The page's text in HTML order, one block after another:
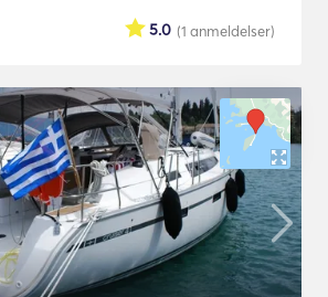
(1 anmeldelser)
5.0